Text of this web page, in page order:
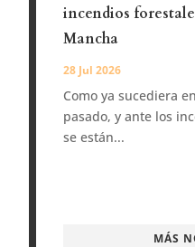
incendios
Mancha
28 Jul 2026
Como ya sucediera
pasado, y ante los
se están...
MÁS